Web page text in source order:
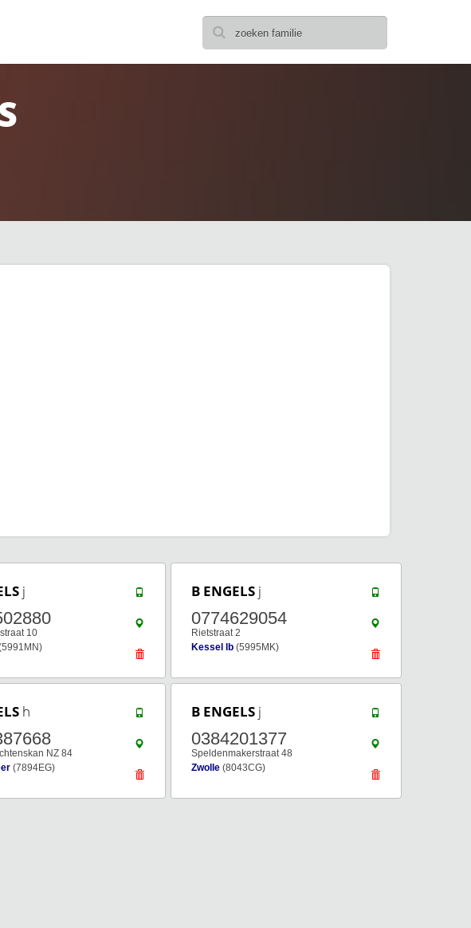
j
10
B ENGELS j
0774629054
Rietstraat 2
Kessel lb (5995MK)
h
NZ 84
(7894EG)
B ENGELS j
0384201377
Speldenmakerstraat 48
Zwolle (8043CG)